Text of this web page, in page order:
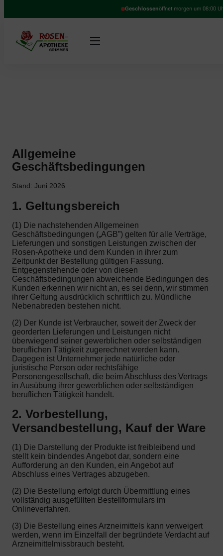
Geschlossenöffnet morgen um 08:00
Allgemeine
Geschäftsbedingungen
Stand: Juni 2026
1. Geltungsbereich
(1) Die nachstehenden Allgemeinen
Geschäftsbedingungen („AGB”) gelten für alle Verträge,
Lieferungen und sonstigen Leistungen zwischen der
Rosen-Apotheke und dem Kunden in ihrer zum
Zeitpunkt der Bestellung gültigen Fassung.
Entgegenstehende oder von diesen
Geschäftsbedingungen abweichende Bedingungen des
Kunden erkennen wir nicht an, es sei denn, wir stimmen
ihrer Geltung ausdrücklich schriftlich zu. Mündliche
Nebenabreden bestehen nicht.
(2) Der Kunde ist Verbraucher, soweit der Zweck der
georderten Lieferungen und Leistungen nicht
überwiegend seiner gewerblichen oder selbständigen
beruflichen Tätigkeit zugerechnet werden kann.
Dagegen ist Unternehmer jede natürliche oder
juristische Person oder rechtsfähige
Personengesellschaft, die beim Abschluss des Vertrags
in Ausübung ihrer gewerblichen oder selbständigen
beruflichen Tätigkeit handelt.
2. Vorbestellung,
Versandbestellung, Kauf der Ware
(1) Die Darstellung der Produkte ist freibleibend und
stellt kein bindendes Angebot dar, sondern eine
Aufforderung an den Kunden, ein Angebot auf
Abschluss eines Vertrages abzugeben.
(2) Die Bestellung erfolgt durch Übermittlung eines
vollständig ausgefüllten Bestellformulars im
Onlineverfahren.
(3) Die Bestellung eines Arzneimittels kann verweigert
werden, wenn im Einzelfall der begründete Verdacht auf
Arzneimittelmissbrauch besteht.